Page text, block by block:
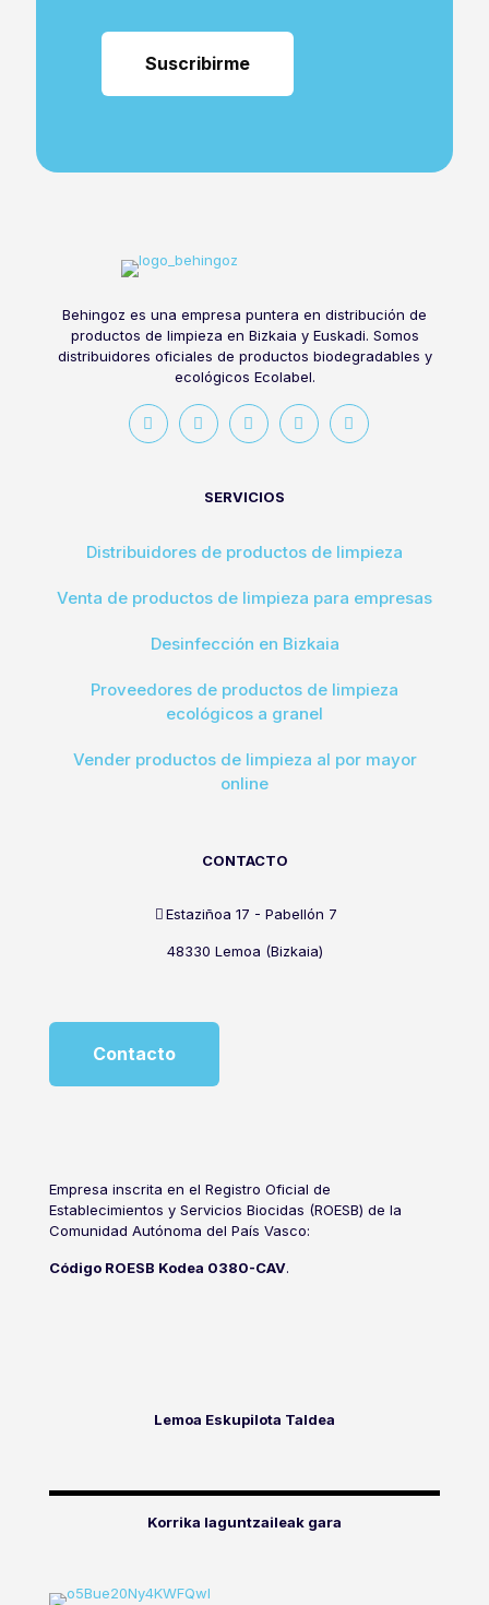
Behingoz es una empresa puntera en distribución de
productos de limpieza en Bizkaia y Euskadi. Somos
distribuidores oficiales de productos biodegradables y
ecológicos Ecolabel.
SERVICIOS
Distribuidores de productos de limpieza
Venta de productos de limpieza para empresas
Desinfección en Bizkaia
Proveedores de productos de limpieza
ecológicos a granel
Vender productos de limpieza al por mayor
online
CONTACTO
Estaziñoa 17 - Pabellón 7
48330 Lemoa (Bizkaia)
Contacto
Empresa inscrita en el Registro Oficial de
Establecimientos y Servicios Biocidas (ROESB) de la
Comunidad Autónoma del País Vasco:
Código ROESB Kodea 0380-CAV.
Lemoa Eskupilota Taldea
Korrika laguntzaileak gara